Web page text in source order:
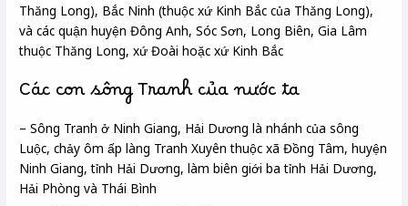
Thăng Long), Bắc Ninh (thuộc xứ Kinh Bắc của Thăng Long),
và các quận huyện Đông Anh, Sóc Sơn, Long Biên, Gia Lâm
thuộc Thăng Long, xứ Đoài hoặc xứ Kinh Bắc
Các con sông Tranh của nước ta
– Sông Tranh ở Ninh Giang, Hải Dương là nhánh của sông
Luộc, chảy ôm ấp làng Tranh Xuyên thuộc xã Đồng Tâm, huyện
Ninh Giang, tỉnh Hải Dương, làm biên giới ba tỉnh Hải Dương,
Hải Phòng và Thái Bình